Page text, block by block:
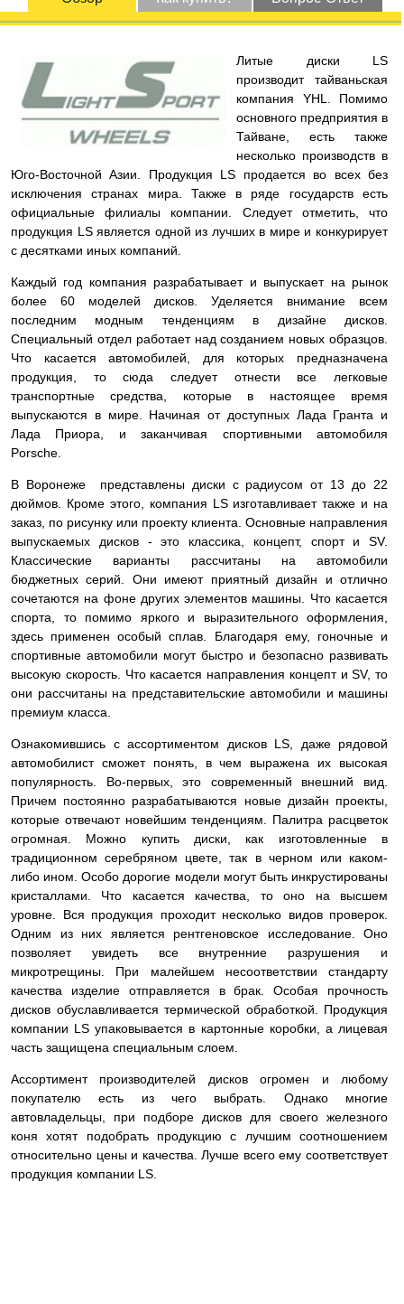
Литые диски LS
производит тайваньская
компания YHL. Помимо
основного предприятия в
Тайване, есть также
несколько производств в
Юго-Восточной Азии. Продукция LS продается во всех без
исключения странах мира. Также в ряде государств есть
официальные филиалы компании. Следует отметить, что
продукция LS является одной из лучших в мире и конкурирует
с десятками иных компаний.
Каждый год компания разрабатывает и выпускает на рынок
более 60 моделей дисков. Уделяется внимание всем
последним модным тенденциям в дизайне дисков.
Специальный отдел работает над созданием новых образцов.
Что касается автомобилей, для которых предназначена
продукция, то сюда следует отнести все легковые
транспортные средства, которые в настоящее время
выпускаются в мире. Начиная от доступных Лада Гранта и
Лада Приора, и заканчивая спортивными автомобиля
Porsche.
В Воронеже представлены диски с радиусом от 13 до 22
дюймов. Кроме этого, компания LS изготавливает также и на
заказ, по рисунку или проекту клиента. Основные направления
выпускаемых дисков - это классика, концепт, спорт и SV.
Классические варианты рассчитаны на автомобили
бюджетных серий. Они имеют приятный дизайн и отлично
сочетаются на фоне других элементов машины. Что касается
спорта, то помимо яркого и выразительного оформления,
здесь применен особый сплав. Благодаря ему, гоночные и
спортивные автомобили могут быстро и безопасно развивать
высокую скорость. Что касается направления концепт и SV, то
они рассчитаны на представительские автомобили и машины
премиум класса.
Ознакомившись с ассортиментом дисков LS, даже рядовой
автомобилист сможет понять, в чем выражена их высокая
популярность. Во-первых, это современный внешний вид.
Причем постоянно разрабатываются новые дизайн проекты,
которые отвечают новейшим тенденциям. Палитра расцветок
огромная. Можно купить диски, как изготовленные в
традиционном серебряном цвете, так в черном или каком-
либо ином. Особо дорогие модели могут быть инкрустированы
кристаллами. Что касается качества, то оно на высшем
уровне. Вся продукция проходит несколько видов проверок.
Одним из них является рентгеновское исследование. Оно
позволяет увидеть все внутренние разрушения и
микротрещины. При малейшем несоответствии стандарту
качества изделие отправляется в брак. Особая прочность
дисков обуславливается термической обработкой. Продукция
компании LS упаковывается в картонные коробки, а лицевая
часть защищена специальным слоем.
Ассортимент производителей дисков огромен и любому
покупателю есть из чего выбрать. Однако многие
автовладельцы, при подборе дисков для своего железного
коня хотят подобрать продукцию с лучшим соотношением
относительно цены и качества. Лучше всего ему соответствует
продукция компании LS.